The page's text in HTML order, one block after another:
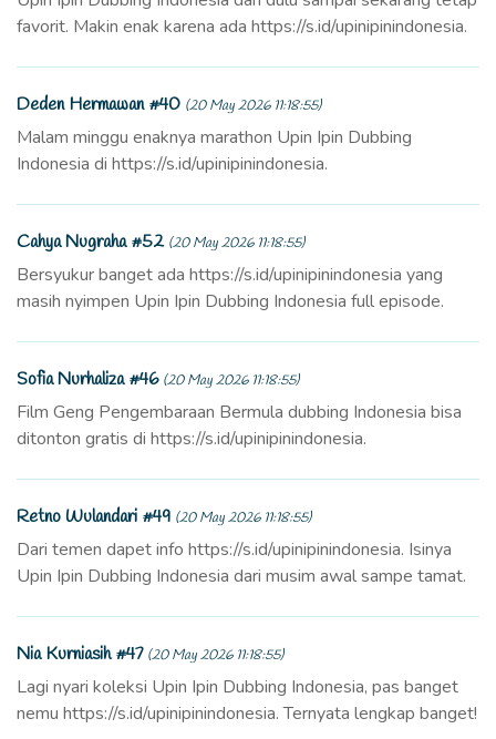
favorit. Makin enak karena ada https://s.id/upinipinindonesia.
Deden Hermawan #40 (20 May 2026 11:18:55)
Malam minggu enaknya marathon Upin Ipin Dubbing
Indonesia di https://s.id/upinipinindonesia.
Cahya Nugraha #52 (20 May 2026 11:18:55)
Bersyukur banget ada https://s.id/upinipinindonesia yang
masih nyimpen Upin Ipin Dubbing Indonesia full episode.
Sofia Nurhaliza #46 (20 May 2026 11:18:55)
Film Geng Pengembaraan Bermula dubbing Indonesia bisa
ditonton gratis di https://s.id/upinipinindonesia.
Retno Wulandari #49 (20 May 2026 11:18:55)
Dari temen dapet info https://s.id/upinipinindonesia. Isinya
Upin Ipin Dubbing Indonesia dari musim awal sampe tamat.
Nia Kurniasih #47 (20 May 2026 11:18:55)
Lagi nyari koleksi Upin Ipin Dubbing Indonesia, pas banget
nemu https://s.id/upinipinindonesia. Ternyata lengkap banget!